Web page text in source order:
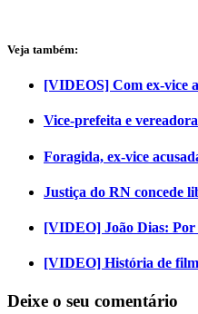
Veja também:
[VIDEOS] Com ex-vice
Vice-prefeita e
Foragida, ex-vice
Justiça do RN concede
[VIDEO] João Dias: Por
[VIDEO] História de
Deixe o seu comentário